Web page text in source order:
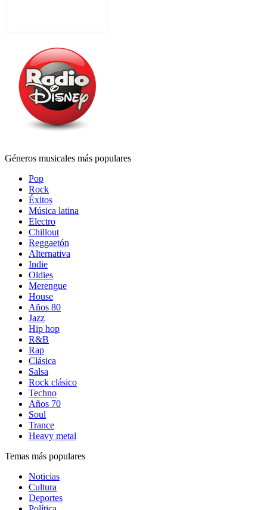
Géneros musicales más populares
Pop
Rock
Éxitos
Música latina
Electro
Chillout
Reggaetón
Alternativa
Indie
Oldies
Merengue
House
Años 80
Jazz
Hip hop
R&B
Rap
Clásica
Salsa
Rock clásico
Techno
Años 70
Soul
Trance
Heavy metal
Temas más populares
Noticias
Cultura
Deportes